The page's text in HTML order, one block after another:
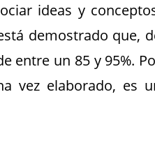
ideas y
demostrado que,
entre un 85 y 95%.
vez elaborado, es